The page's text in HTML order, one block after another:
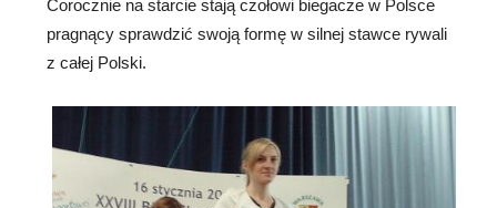
Corocznie na starcie stają czołowi biegacze w Polsce
pragnący sprawdzić swoją formę w silnej stawce rywali
z całej Polski.